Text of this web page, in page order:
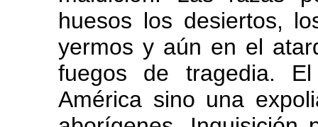
huesos los desiertos,
yermos y aún en el
fuegos de tragedia.
América sino una